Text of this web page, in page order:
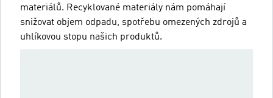
materiálů. Recyklované materiály nám pomáhají
snižovat objem odpadu, spotřebu omezených zdrojů a
uhlíkovou stopu našich produktů.